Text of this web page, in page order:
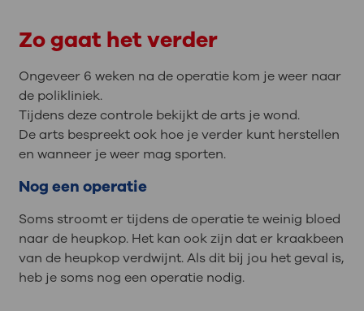
Zo gaat het verder
Ongeveer 6 weken na de operatie kom je weer naar
de polikliniek.
Tijdens deze controle bekijkt de arts je wond.
De arts bespreekt ook hoe je verder kunt herstellen
en wanneer je weer mag sporten.
Nog een operatie
Soms stroomt er tijdens de operatie te weinig bloed
naar de heupkop. Het kan ook zijn dat er kraakbeen
van de heupkop verdwijnt. Als dit bij jou het geval is,
heb je soms nog een operatie nodig.